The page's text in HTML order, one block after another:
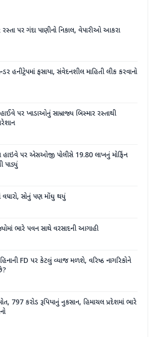
રસ્તા પર ગંદા પાણીનો નિકાલ, વેપારીઓ આકરા
હનીટ્રેપમાં ફસાયા, સંવેદનશીલ માહિતી લીક કરવાનો
હાઈવે પર ખાડાઓનું સામ્રાજ્ય બિસ્માર રસ્તાથી
હાઇવે પર એસઓજી પોલીસે 19.80 લાખનું મોર્ફિન
પાડ્યું
વધારો, સોનું પણ મોંઘુ થયું
ભારે પવન સાથે વરસાદની આગાહી
FD પર કેટલું વ્યાજ મળશે, વરિષ્ઠ નાગરિકોને
797 કરોડ રૂપિયાનું નુકસાન, હિમાચલ પ્રદેશમાં ભારે